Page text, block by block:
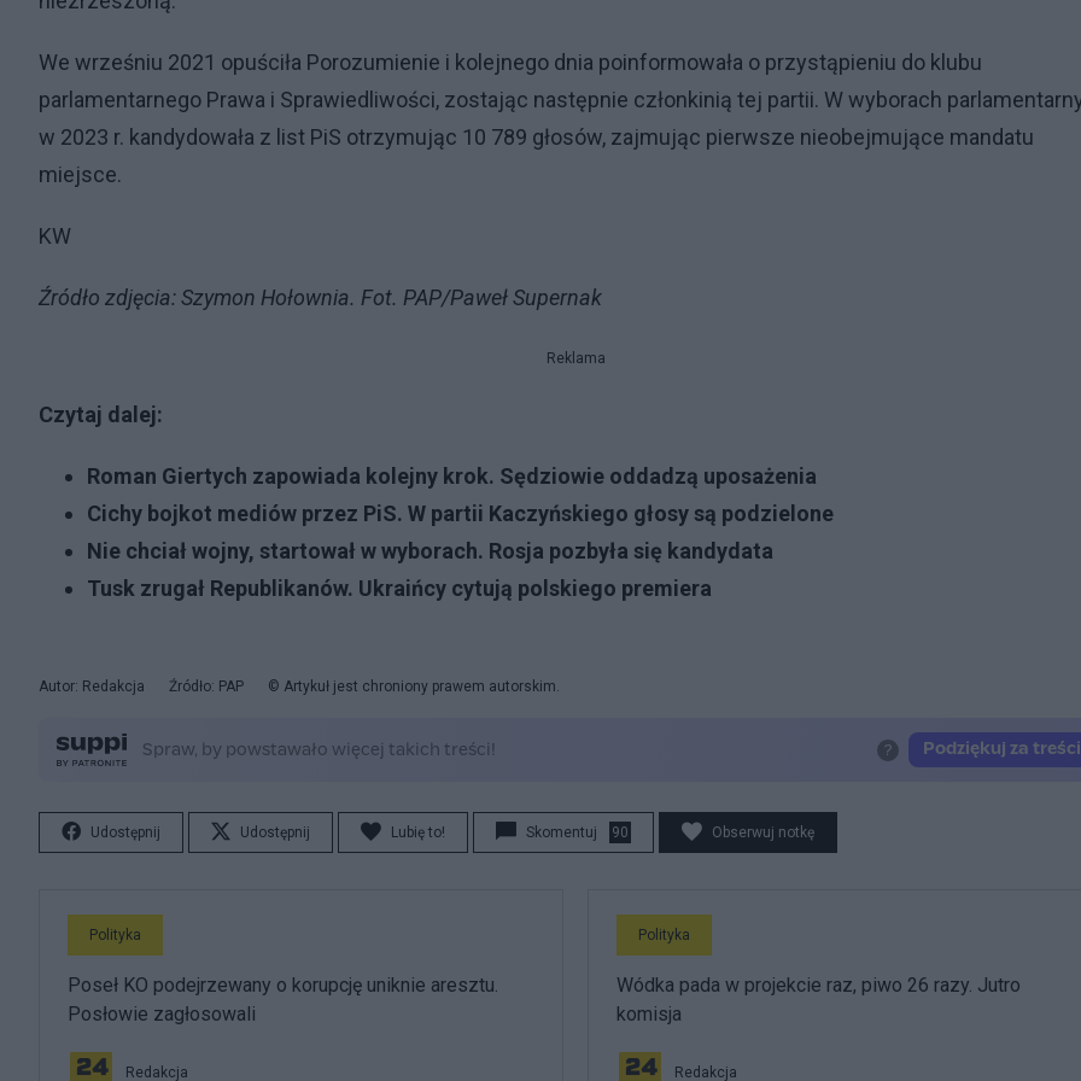
We wrześniu 2021 opuściła Porozumienie i kolejnego dnia poinformowała o przystąpieniu do klubu
parlamentarnego Prawa i Sprawiedliwości, zostając następnie członkinią tej partii. W wyborach
w 2023 r. kandydowała z list PiS otrzymując 10 789 głosów, zajmując pierwsze nieobejmujące mandatu
miejsce.
KW
Źródło zdjęcia: Szymon Hołownia. Fot. PAP/Paweł Supernak
Reklama
Czytaj dalej:
Roman Giertych zapowiada kolejny krok. Sędziowie oddadzą uposażenia
Cichy bojkot mediów przez PiS. W partii Kaczyńskiego głosy są podzielone
Nie chciał wojny, startował w wyborach. Rosja pozbyła się kandydata
Tusk zrugał Republikanów. Ukraińcy cytują polskiego premiera
Autor: Redakcja Źródło: PAP © Artykuł jest chroniony prawem autorskim.
Udostępnij Udostępnij Lubię to! Skomentuj 90 Obserwuj notkę
Polityka
Poseł KO podejrzewany o korupcję uniknie aresztu.
Posłowie zagłosowali
Redakcja
Polityka
Wódka pada w projekcie raz, piwo 26 razy. Jutro
komisja
Redakcja